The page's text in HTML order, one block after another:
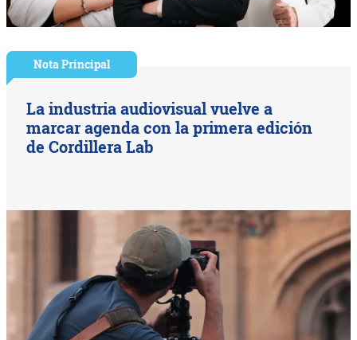
Nota Principal
La industria audiovisual vuelve a
marcar agenda con la primera edición
de Cordillera Lab